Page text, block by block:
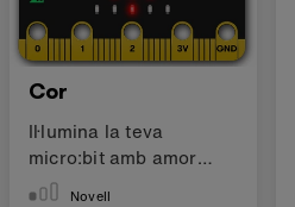
Cor
Il·lumina la teva
micro:bit amb amor
mostrant un cor
Novell